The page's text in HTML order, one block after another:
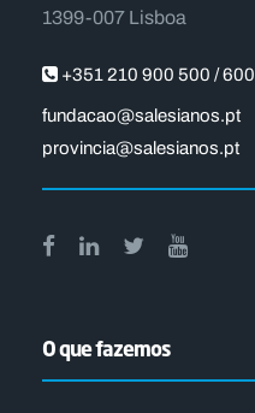
1399-007 Lisboa
+351 210 900 500 / 600
fundacao@salesianos.pt
provincia@salesianos.pt
O que fazemos